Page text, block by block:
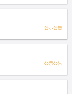
公示公告
公示公告